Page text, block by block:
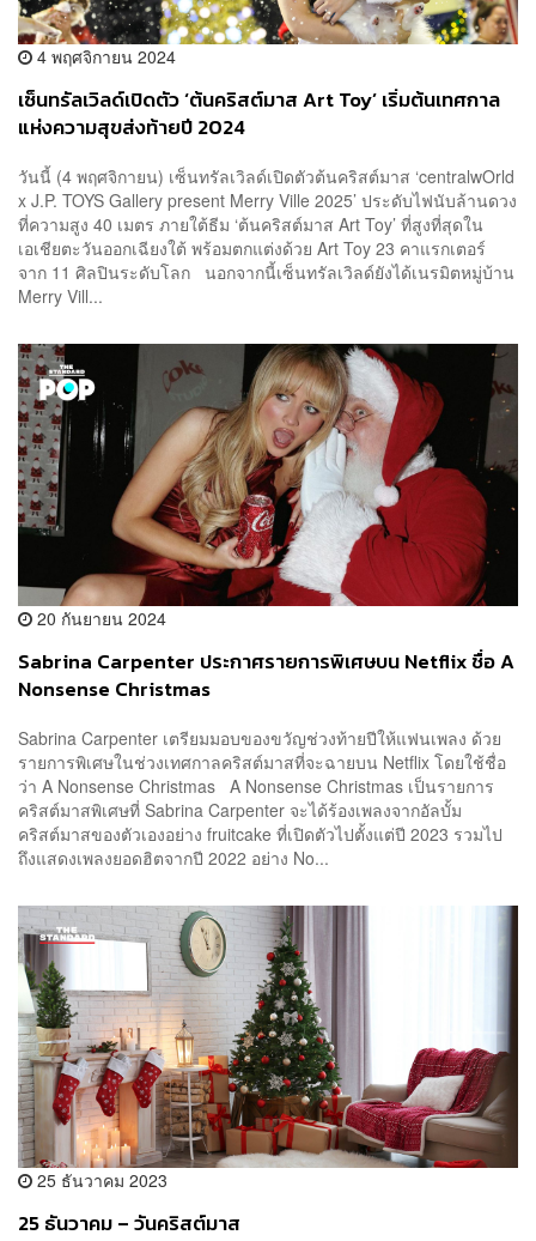
4 พฤศจิกายน 2024
เซ็นทรัลเวิลด์เปิดตัว ‘ต้นคริสต์มาส Art Toy’ เริ่มต้นเทศกาล
แห่งความสุขส่งท้ายปี 2024
วันนี้ (4 พฤศจิกายน) เซ็นทรัลเวิลด์เปิดตัวต้นคริสต์มาส ‘centralwOrld
x J.P. TOYS Gallery present Merry Ville 2025’ ประดับไฟนับล้านดวง
ที่ความสูง 40 เมตร ภายใต้ธีม ‘ต้นคริสต์มาส Art Toy’ ที่สูงที่สุดใน
เอเชียตะวันออกเฉียงใต้ พร้อมตกแต่งด้วย Art Toy 23 คาแรกเตอร์
จาก 11 ศิลปินระดับโลก นอกจากนี้เซ็นทรัลเวิลด์ยังได้เนรมิตหมู่บ้าน
Merry Vill...
20 กันยายน 2024
Sabrina Carpenter ประกาศรายการพิเศษบน Netflix ชื่อ A
Nonsense Christmas
Sabrina Carpenter เตรียมมอบของขวัญช่วงท้ายปีให้แฟนเพลง ด้วย
รายการพิเศษในช่วงเทศกาลคริสต์มาสที่จะฉายบน Netflix โดยใช้ชื่อ
ว่า A Nonsense Christmas A Nonsense Christmas เป็นรายการ
คริสต์มาสพิเศษที่ Sabrina Carpenter จะได้ร้องเพลงจากอัลบั้ม
คริสต์มาสของตัวเองอย่าง fruitcake ที่เปิดตัวไปตั้งแต่ปี 2023 รวมไป
ถึงแสดงเพลงยอดฮิตจากปี 2022 อย่าง No...
25 ธันวาคม 2023
25 ธันวาคม – วันคริสต์มาส